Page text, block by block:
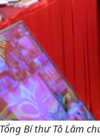
Tổng Bí thư Tô Lâm